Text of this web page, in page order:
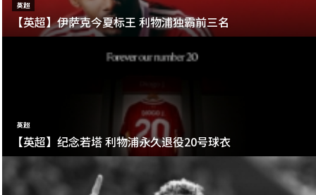
英超
【英超】伊萨克今夏标王 利物浦独霸前三名
英超
【英超】纪念若塔 利物浦永久退役20号球衣